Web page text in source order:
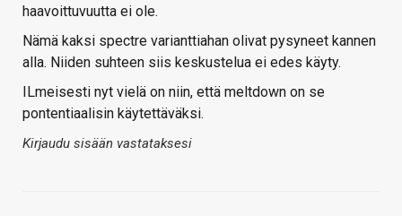
haavoittuvuutta ei ole.
Nämä kaksi spectre varianttiahan olivat pysyneet kannen
alla. Niiden suhteen siis keskustelua ei edes käyty.
ILmeisesti nyt vielä on niin, että meltdown on se
pontentiaalisin käytettäväksi.
Kirjaudu sisään vastataksesi